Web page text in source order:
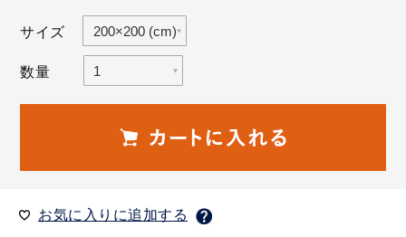
サイズ
数量
お気に入りに追加する